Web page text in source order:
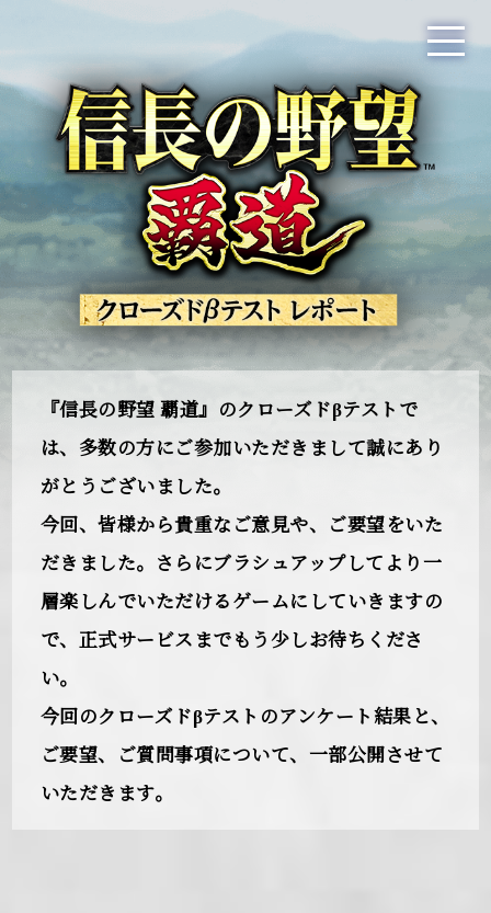
『信長の野望 覇道』のクローズドβテストで
は、多数の方にご参加いただきまして誠にあり
がとうございました。
今回、皆様から貴重なご意見や、ご要望をいた
だきました。さらにブラシュアップしてより一
層楽しんでいただけるゲームにしていきますの
で、正式サービスまでもう少しお待ちくださ
い。
今回のクローズドβテストのアンケート結果と、
ご要望、ご質問事項について、一部公開させて
いただきます。